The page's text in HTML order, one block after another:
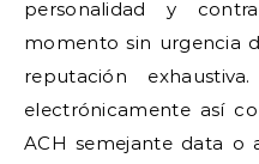
personalidad y
momento sin urgencia
reputación
electrónicamente así­
ACH semejante data o